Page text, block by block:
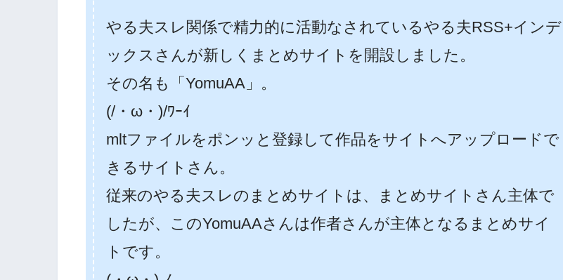
やる夫スレ関係で精力的に活動なされているやる夫RSS+インデ
ックスさんが新しくまとめサイトを開設しました。
その名も「YomuAA」。
(/・ω・)/ﾜｰｲ
mltファイルをポンッと登録して作品をサイトへアップロードで
きるサイトさん。
従来のやる夫スレのまとめサイトは、まとめサイトさん主体で
したが、このYomuAAさんは作者さんが主体となるまとめサイ
トです。